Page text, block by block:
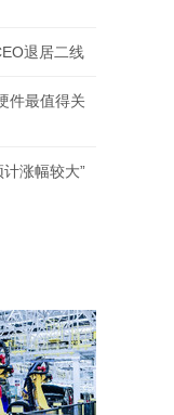
退居二线
件最值得关
涨幅较大”